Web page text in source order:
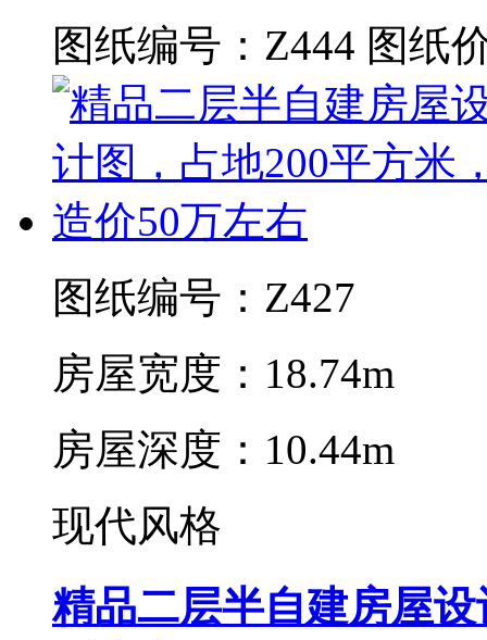
图纸编号：Z444 图纸
图纸编号：Z427
房屋宽度：18.74m
房屋深度：10.44m
现代风格
精品二层半自建房屋